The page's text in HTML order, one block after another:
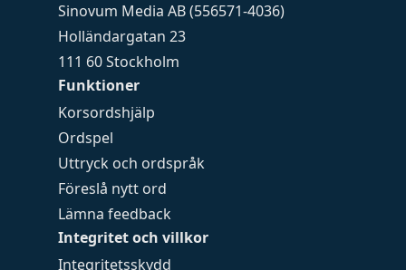
Funktioner
Korsordshjälp
Ordspel
Uttryck och ordspråk
Föreslå nytt ord
Lämna feedback
Integritet och villkor
Integritetsskydd
Sinovum Media AB (556571-4036)
Holländargatan 23
111 60 Stockholm